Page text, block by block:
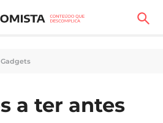
Gadgets
a ter antes